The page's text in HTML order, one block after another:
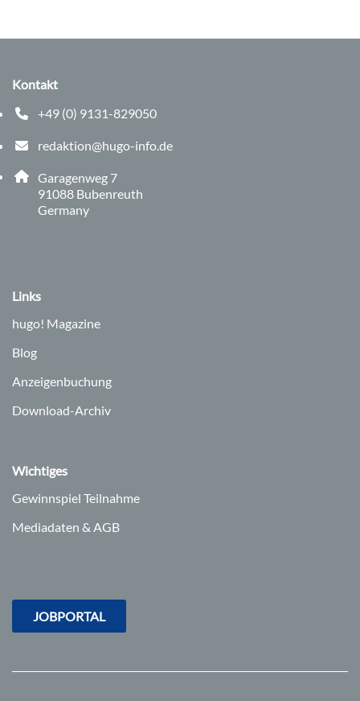
Kontakt
+49 (0) 9131-829050
Telefonnummer: 0 9 1 3 1 8 2 9 0 5 0
redaktion@hugo-info.de
E-Mail Adresse: redaktion@hugo-info.de
Adresse:
Garagenweg 7
91088 , 9 1 0 8 8
Bubenreuth
Germany
Links
hugo! Magazine
Blog
Anzeigenbuchung
Download-Archiv
Wichtiges
Gewinnspiel Teilnahme
Mediadaten & AGB
JOBPORTAL